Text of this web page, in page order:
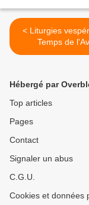
< Liturgies vespérales du
Temps de
Hébergé par
Top articles
Pages
Contact
Signaler un abus
C.G.U.
Cookies et données